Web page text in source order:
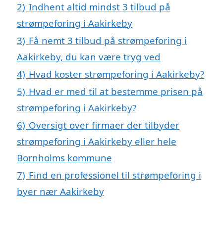
2) Indhent altid mindst 3 tilbud på
strømpeforing i Aakirkeby
3) Få nemt 3 tilbud på strømpeforing i
Aakirkeby, du kan være tryg ved
4) Hvad koster strømpeforing i Aakirkeby?
5) Hvad er med til at bestemme prisen på
strømpeforing i Aakirkeby?
6) Oversigt over firmaer der tilbyder
strømpeforing i Aakirkeby eller hele
Bornholms kommune
7) Find en professionel til strømpeforing i
byer nær Aakirkeby